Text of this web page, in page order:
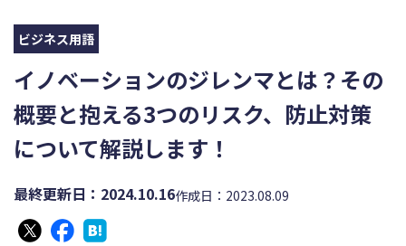
ビジネス用語
イノベーションのジレンマとは？その
概要と抱える3つのリスク、防止対策
について解説します！
最終更新日：2024.10.16作成日：2023.08.09